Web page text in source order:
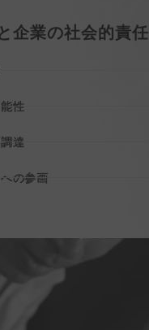
企業の社会的責任
性
達
の参画